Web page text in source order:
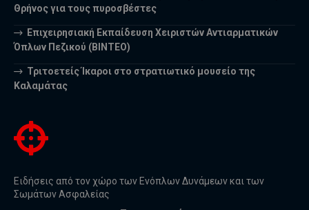
Θρήνος για τους πυροσβέστες
Επιχειρησιακή Εκπαίδευση Χειριστών Αντιαρματικών
Όπλων Πεζικού (ΒΙΝΤΕΟ)
Τριτοετείς Ίκαροι στο στρατιωτικό μουσείο της
Καλαμάτας
Ειδήσεις από τον χώρο των Ενόπλων Δυνάμεων και των
Σωμάτων Ασφαλείας